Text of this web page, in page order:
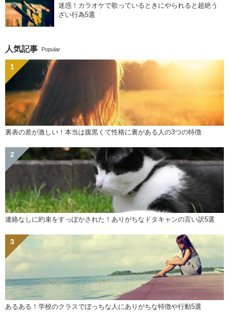
迷惑！カラオケで歌っているときにやられると超絶う
ざい行為5選
人気記事 Popular
裏表の差が激しい！本当は腹黒くて性格に裏がある人の3つの特徴
連絡なしに約束をすっぽかされた！ありがちなドタキャンの言い訳5選
あるある！学校のクラスでぼっちな人にありがちな特徴や行動5選